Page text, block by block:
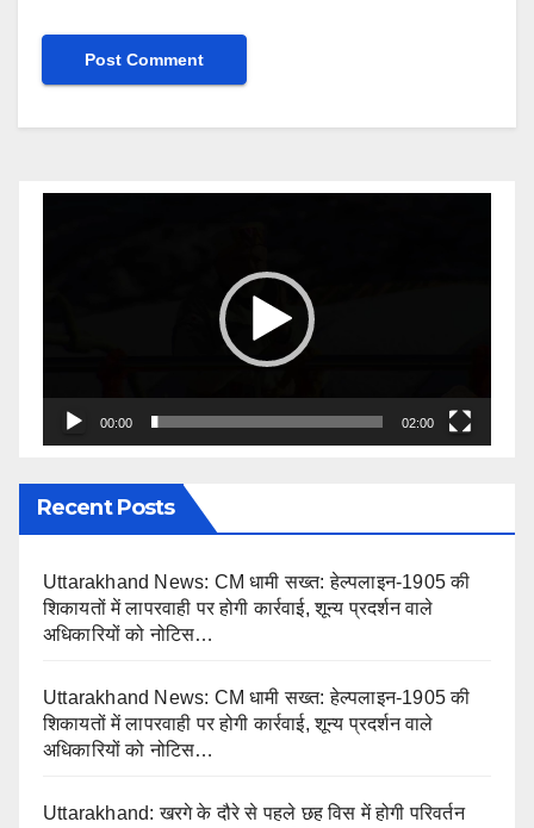
00:00 02:00
Recent Posts
Uttarakhand News: CM धामी सख्त: हेल्पलाइन-1905 की
शिकायतों में लापरवाही पर होगी कार्रवाई, शून्य प्रदर्शन वाले
अधिकारियों को नोटिस…
Uttarakhand News: CM धामी सख्त: हेल्पलाइन-1905 की
शिकायतों में लापरवाही पर होगी कार्रवाई, शून्य प्रदर्शन वाले
अधिकारियों को नोटिस…
Uttarakhand: खरगे के दौरे से पहले छह विस में होगी परिवर्तन